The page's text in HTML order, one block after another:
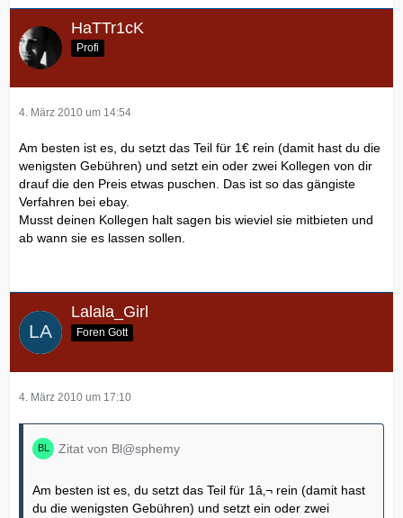
HaTTr1cK
Profi
4. März 2010 um 14:54
Am besten ist es, du setzt das Teil für 1€ rein (damit hast du die
wenigsten Gebühren) und setzt ein oder zwei Kollegen von dir
drauf die den Preis etwas puschen. Das ist so das gängiste
Verfahren bei ebay.
Musst deinen Kollegen halt sagen bis wieviel sie mitbieten und
ab wann sie es lassen sollen.
Lalala_Girl
Foren Gott
4. März 2010 um 17:10
Zitat von Bl@sphemy
Am besten ist es, du setzt das Teil für 1â‚¬ rein (damit hast
du die wenigsten Gebühren) und setzt ein oder zwei